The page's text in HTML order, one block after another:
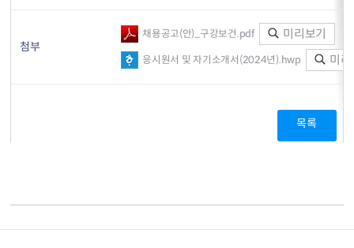
첨부
채용공고(안)_구강보건.pdf 미리보기
응시원서 및 자기소개서(2024년).hwp 미
목록